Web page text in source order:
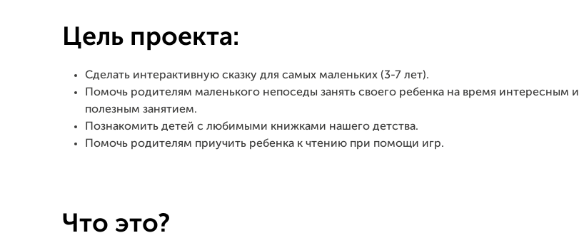
Цель проекта:
Сделать интерактивную сказку для самых маленьких (3-7 лет).
Помочь родителям маленького непоседы занять своего ребенка на время интересным и
полезным занятием.
Познакомить детей с любимыми книжками нашего детства.
Помочь родителям приучить ребенка к чтению при помощи игр.
Что это?